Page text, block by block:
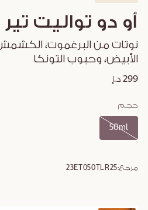
أو دو تواليت
نوتات من البرغموت،
الأبيض، وحبوب التونكا
299 د.إ
حجم
50ml
مرجع:23ET050TLR25